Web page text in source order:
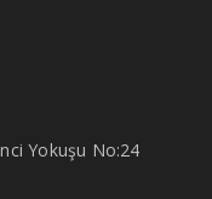
Yokuşu No:24